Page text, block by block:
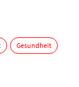
Gesundheit